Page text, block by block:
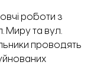
роботи з
Миру та вул.
проводять